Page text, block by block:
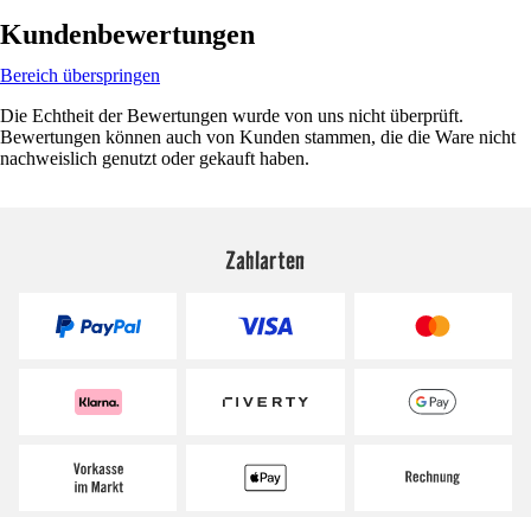
Kundenbewertungen
Bereich überspringen
Die Echtheit der Bewertungen wurde von uns nicht überprüft.
Bewertungen können auch von Kunden stammen, die die Ware nicht
nachweislich genutzt oder gekauft haben.
Zahlarten